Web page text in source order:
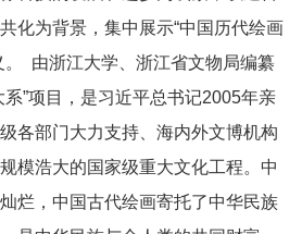
化为背景，集中展示“中国历代绘画
。 由浙江大学、浙江省文物局编纂
系”项目，是习近平总书记2005年亲
各部门大力支持、海内外文博机构
模浩大的国家级重大文化工程。中
烂，中国古代绘画寄托了中华民族